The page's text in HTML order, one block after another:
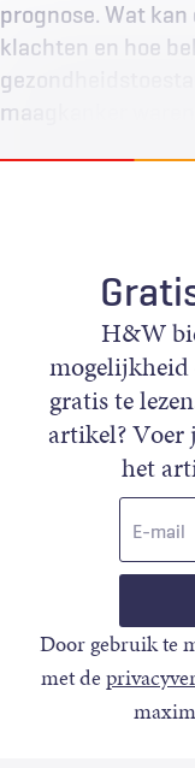
prognose. Wat
klachten en hoe
maagkanker waren
H&W
mogelijkheid
gratis te
artikel? Voer
het
Door gebruik te
met de